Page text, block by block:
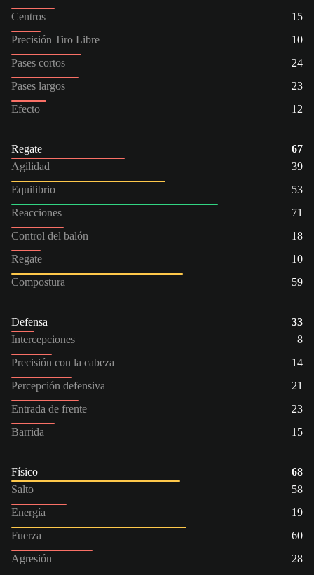
Centros
15
Precisión Tiro Libre
10
Pases cortos
24
Pases largos
23
Efecto
12
Regate
67
Agilidad
39
Equilibrio
53
Reacciones
71
Control del balón
18
Regate
10
Compostura
59
Defensa
33
Intercepciones
8
Precisión con la cabeza
14
Percepción defensiva
21
Entrada de frente
23
Barrida
15
Físico
68
Salto
58
Energía
19
Fuerza
60
Agresión
28